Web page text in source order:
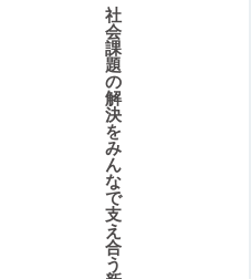
社
会
課
題
の
解
決
を
み
ん
な
で
支
え
合
う